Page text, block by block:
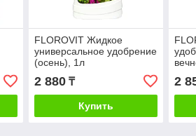
FLOROVIT Жидкое
универсальное удобрение
(осень), 1л
2 880₸
Купить
2